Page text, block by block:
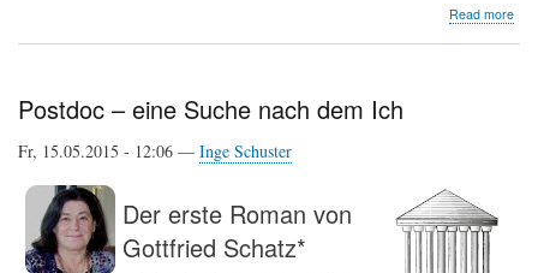
Read more
Postdoc – eine Suche nach dem Ich
Fr, 15.05.2015 - 12:06 — Inge Schuster
Der erste Roman von
Gottfried Schatz*